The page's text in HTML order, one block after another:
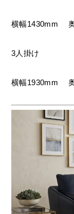
横幅1430mm
3人掛け
横幅1930mm